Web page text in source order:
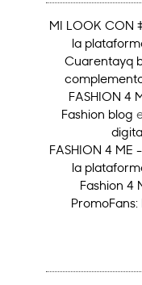
MI LOOK CON
la
Cuarentayq
FASHION 4
Fashion blog
FASHION 4 ME
la
Fashion 4